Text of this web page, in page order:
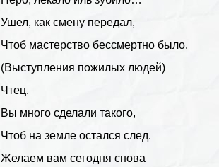
Ушел, как смену передал,
Чтоб мастерство бессмертно было.
(Выступления пожилых людей)
Чтец.
Вы много сделали такого,
Чтоб на земле остался след.
Желаем вам сегодня снова